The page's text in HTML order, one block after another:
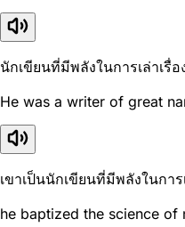
นักเขียนที่มีพลังในการเล่าเรื่อ
He was a writer of great
เขาเป็นนักเขียนที่มีพลังในการ
he baptized the science of